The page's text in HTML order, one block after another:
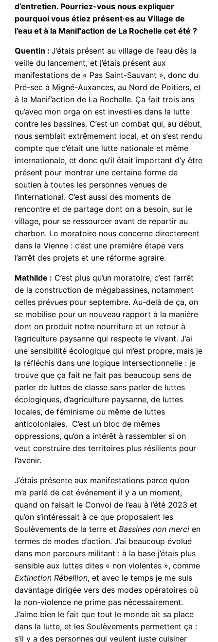
d’entretien. Pourriez-vous nous expliquer
pourquoi vous étiez présent·es au Village de
l’eau et à la Manif’action de La Rochelle cet été ?
Quentin :J’étais présent au village de l’eau dès la
veille du lancement, et j’étais présent aux
manifestations de « Pas Saint-Sauvant », donc du
Pré-sec à Migné-Auxances, au Nord de Poitiers, et
à la Manif’action de La Rochelle. Ça fait trois ans
qu’avec mon orga on est investi·es dans la lutte
contre les bassines. C’est un combat qui, au début,
nous semblait extrêmement local, et on s’est rendu
compte que c’était une lutte nationale et même
internationale, et donc qu’il était important d’y être
présent pour montrer une certaine forme de
soutien à toutes les personnes venues de
l’international. C’est aussi des moments de
rencontre et de partage dont on a besoin, sur le
village, pour se ressourcer avant de repartir au
charbon. Le moratoire nous concerne directement
dans la Vienne : c’est une première étape vers
l’arrêt des projets et une réforme agraire.
Mathilde : C’est plus qu’un moratoire, c’est l’arrêt
de la construction de mégabassines, notamment
celles prévues pour septembre. Au-delà de ça, on
se mobilise pour un nouveau rapport à la manière
dont on produit notre nourriture et un retour à
l’agriculture paysanne qui respecte le vivant. J’ai
une sensibilité écologique qui m’est propre, mais je
la réfléchis dans une logique intersectionnelle : je
trouve que ça fait ne fait pas beaucoup sens de
parler de luttes de classe sans parler de luttes
écologiques, d’agriculture paysanne, de luttes
locales, de féminisme ou même de luttes
anticoloniales. C’est un bloc de mêmes
oppressions, qu’on a intérêt à rassembler si on
veut construire des territoires plus résilients pour
l’avenir.
J’étais présente aux manifestations parce qu’on
m’a parlé de cet événement il y a un moment,
quand on faisait le Convoi de l’eau à l’été 2023 et
qu’on s’intéressait à ce que proposaient les
Soulèvements de la terre et Bassines non merci en
termes de modes d’action. J’ai beaucoup évolué
dans mon parcours militant : à la base j’étais plus
sensible aux luttes dites « non violentes », comme
Extinction Rébellion, et avec le temps je me suis
davantage dirigée vers des modes opératoires où
la non-violence ne prime pas nécessairement.
J’aime bien le fait que tout le monde ait sa place
dans la lutte, et les Soulèvements permettent ça :
s’il y a des personnes qui veulent juste cuisiner